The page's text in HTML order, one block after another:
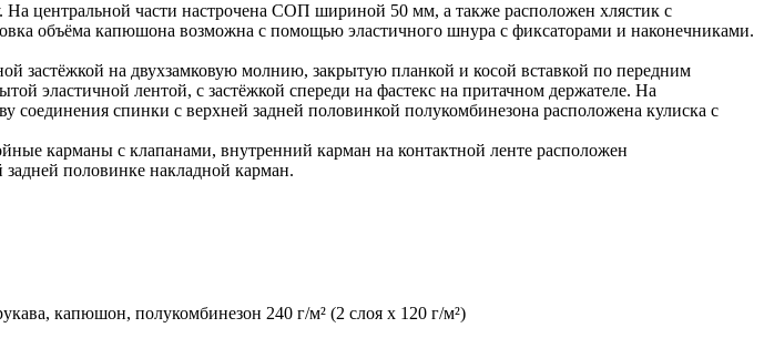
центральной части настрочена СОП шириной 50 мм, а также расположен хлястик с
объёма капюшона возможна с помощью эластичного шнура с фиксаторами и наконечниками.
застёжкой на двухзамковую молнию, закрытую планкой и косой вставкой по передним
эластичной лентой, с застёжкой спереди на фастекс на притачном держателе. На
спинки с верхней задней половинкой полукомбинезона расположена кулиска с
карманы с клапанами, внутренний карман на контактной ленте расположен
половинке накладной карман.
капюшон, полукомбинезон 240 г/м² (2 слоя х 120 г/м²)